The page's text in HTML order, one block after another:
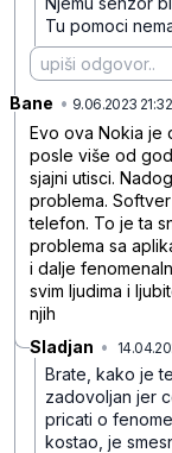
Tu pomoci
Bane • 9.06.2023
Evo ova Nokia je
posle više od
sjajni utisci.
problema.
telefon. To je ta
problema sa
i dalje
svim ljudima i
njih
Sladjan •
Brate, kako je
zadovoljan jer
pricati o
kostao, je